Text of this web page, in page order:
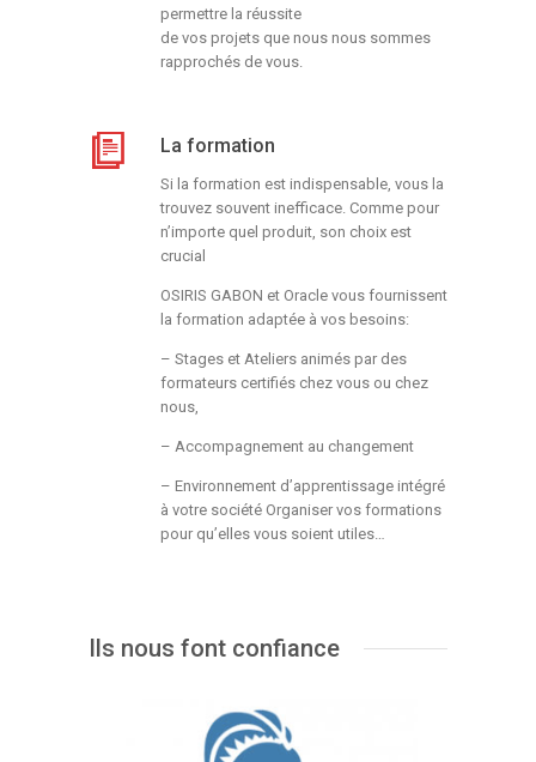
permettre la réussite
de vos projets que nous nous sommes
rapprochés de vous.
La formation
Si la formation est indispensable, vous la
trouvez souvent inefficace. Comme pour
n’importe quel produit, son choix est
crucial
OSIRIS GABON et Oracle vous fournissent
la formation adaptée à vos besoins:
– Stages et Ateliers animés par des
formateurs certifiés chez vous ou chez
nous,
– Accompagnement au changement
– Environnement d’apprentissage intégré
à votre société Organiser vos formations
pour qu’elles vous soient utiles…
Ils nous font confiance